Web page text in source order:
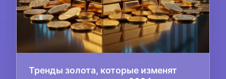
Тренды золота, которые изменят